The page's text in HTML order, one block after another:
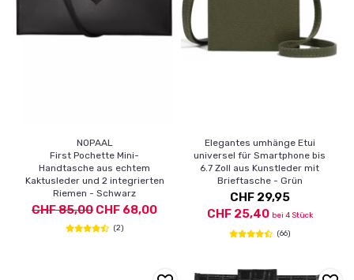
NOPAAL
First Pochette Mini-
Handtasche aus echtem
Kaktusleder und 2 integrierten
Riemen - Schwarz
CHF 85,00 CHF 68,00
(2)
Elegantes umhänge Etui
universel für Smartphone bis
6.7 Zoll aus Kunstleder mit
Brieftasche - Grün
CHF 29,95
CHF 25,40 bei 4 Stück
(66)